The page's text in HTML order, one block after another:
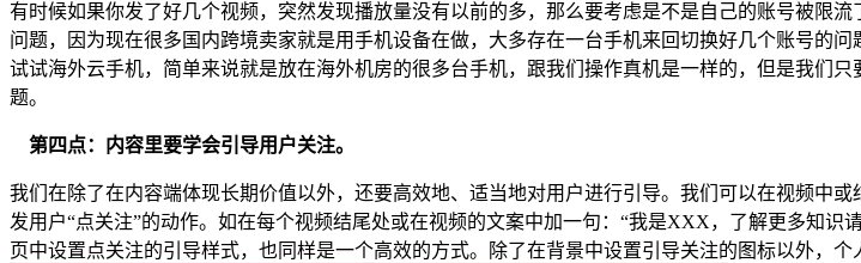
有时候如果你发了好几个视频，突然发现播放量没有以前的多，那么要考虑是不是自己的账号被限
问题，因为现在很多国内跨境卖家就是用手机设备在做，大多存在一台手机来回切换好几个账号的
试试海外云手机，简单来说就是放在海外机房的很多台手机，跟我们操作真机是一样的，但是我们
题。
第四点：内容里要学会引导用户关注。
我们在除了在内容端体现长期价值以外，还要高效地、适当地对用户进行引导。我们可以在视频中
发用户“点关注”的动作。如在每个视频结尾处或在视频的文案中加一句：“我是XXX，了解更多知
页中设置点关注的引导样式，也同样是一个高效的方式。除了在背景中设置引导关注的图标以外，